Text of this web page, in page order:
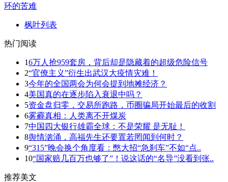
环的苦难
枫叶列表
热门阅读
16万人抢959套房，背后却是隐藏着的超级危险信号
2“官僚主义”衍生出武汉大疫情灾难！
3今年的全国两会为何会提到地摊经济？
4美国真的在逐步陷入衰退中吗？
5资金盘归零，交易所跑路，币圈骗局开始最后的收割
6雾霾真相：人类离不开煤炭
7中国四大银行雄霸全球：不是荣耀 是无耻！
8舆情汹涌，高福先生还要置若罔闻到何时？
9“315”晚会换个角度看：憋大招“急刹车”不如“点..
10“国家赔几百万也够了”！说这话的“名导”没看到张..
推荐美文